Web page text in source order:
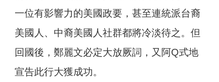
一位有影響力的美國政要，甚至連統派台裔
美國人、中裔美國人社群都將冷淡待之。但
回國後，鄭麗文必定大放厥詞，又阿Q式地
宣告此行大獲成功。